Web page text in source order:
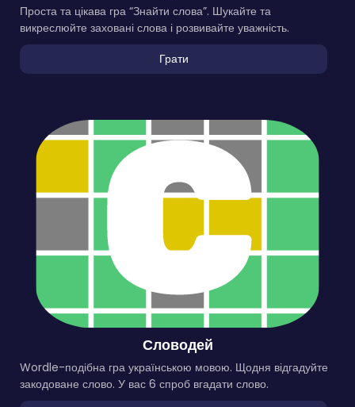
Проста та цікава гра “Знайти слова”. Шукайте та
викреслюйте заховані слова і розвивайте уважність.
Грати
Словодей
Wordle-подібна гра українською мовою. Щодня відгадуйте
закодоване слово. У вас 6 спроб вгадати слово.